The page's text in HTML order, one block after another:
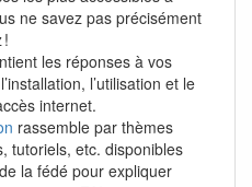
ne savez pas précisément
!
les réponses à vos
l’utilisation et le
internet.
rassemble par thèmes
tutoriels, etc. disponibles
la fédé pour expliquer